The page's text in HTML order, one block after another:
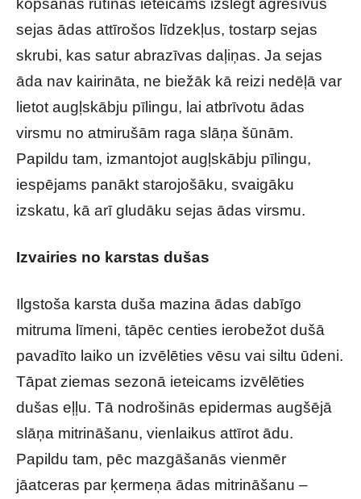
kopšanas rutīnas ieteicams izslēgt agresīvus
sejas ādas attīrošos līdzekļus, tostarp sejas
skrubi, kas satur abrazīvas daļiņas. Ja sejas
āda nav kairināta, ne biežāk kā reizi nedēļā var
lietot augļskābju pīlingu, lai atbrīvotu ādas
virsmu no atmirušām raga slāņa šūnām.
Papildu tam, izmantojot augļskābju pīlingu,
iespējams panākt starojošāku, svaigāku
izskatu, kā arī gludāku sejas ādas virsmu.
Izvairies no karstas dušas
Ilgstoša karsta duša mazina ādas dabīgo
mitruma līmeni, tāpēc centies ierobežot dušā
pavadīto laiko un izvēlēties vēsu vai siltu ūdeni.
Tāpat ziemas sezonā ieteicams izvēlēties
dušas eļļu. Tā nodrošinās epidermas augšējā
slāņa mitrināšanu, vienlaikus attīrot ādu.
Papildu tam, pēc mazgāšanās vienmēr
jāatceras par ķermeņa ādas mitrināšanu –